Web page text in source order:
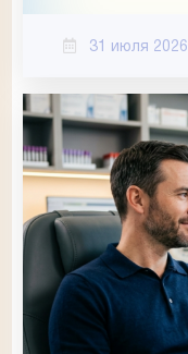
31 июля 2026